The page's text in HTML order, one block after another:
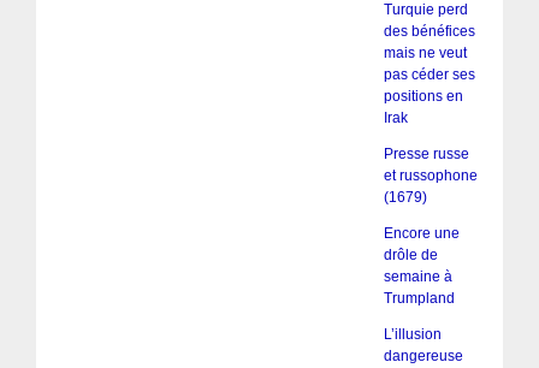
Turquie perd
des bénéfices
mais ne veut
pas céder ses
positions en
Irak
Presse russe
et russophone
(1679)
Encore une
drôle de
semaine à
Trumpland
L’illusion
dangereuse